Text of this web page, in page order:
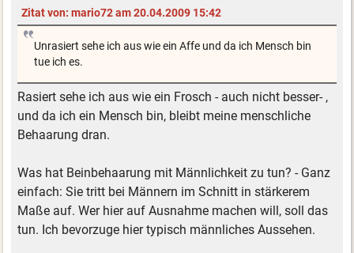
Zitat von: mario72 am 20.04.2009 15:42
Unrasiert sehe ich aus wie ein Affe und da ich Mensch bin
tue ich es.
Rasiert sehe ich aus wie ein Frosch - auch nicht besser- ,
und da ich ein Mensch bin, bleibt meine menschliche
Behaarung dran.
Was hat Beinbehaarung mit Männlichkeit zu tun? - Ganz
einfach: Sie tritt bei Männern im Schnitt in stärkerem
Maße auf. Wer hier auf Ausnahme machen will, soll das
tun. Ich bevorzuge hier typisch männliches Aussehen.